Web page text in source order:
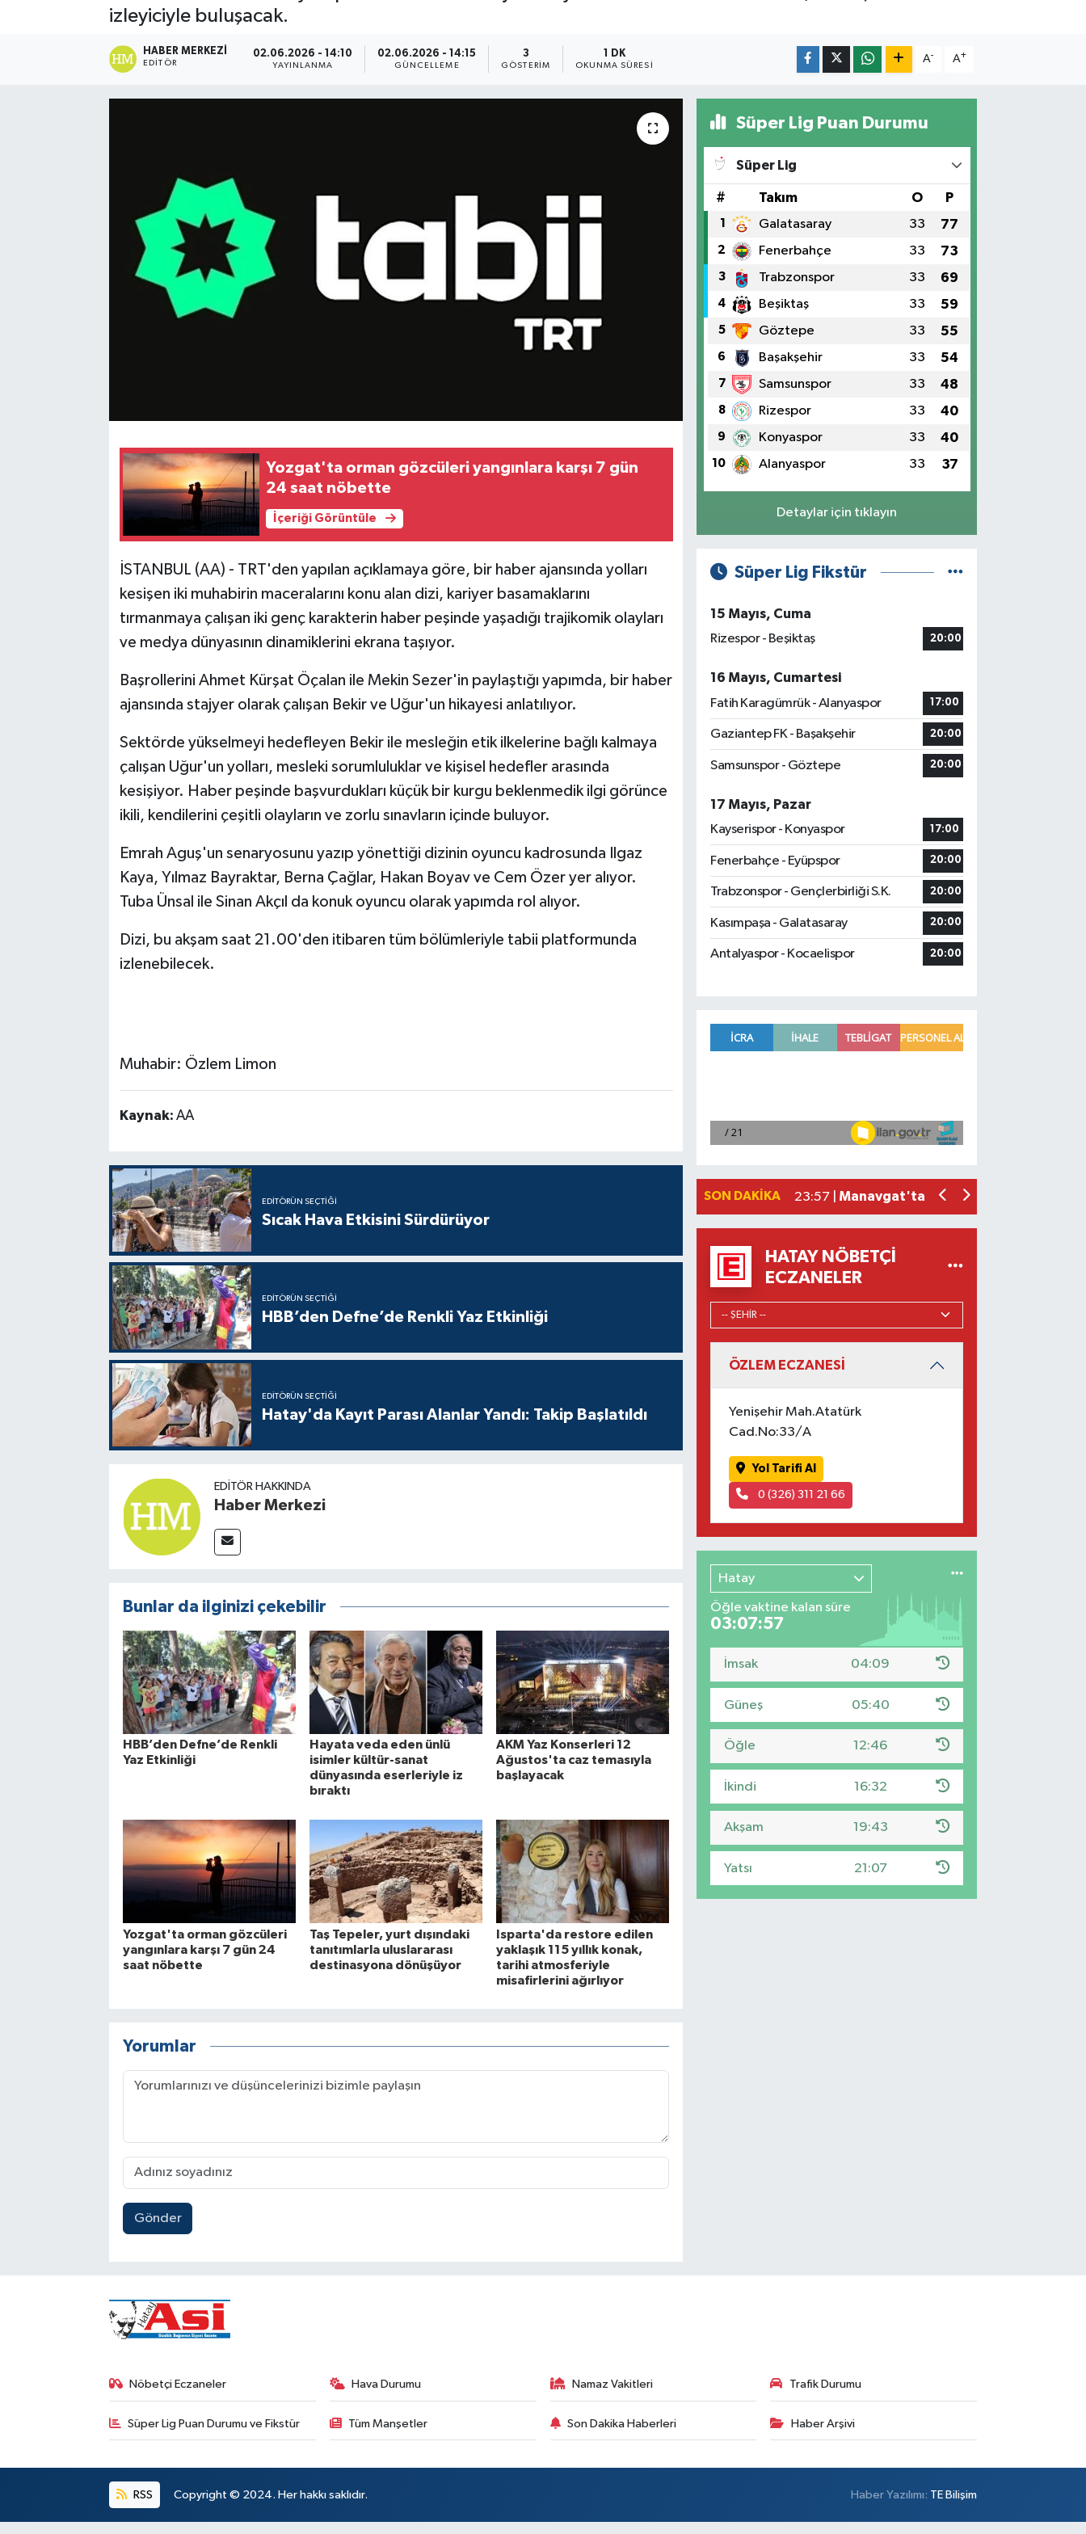
izleyiciyle buluşacak.
HABER MERKEZI
EDITÖR
02.06.2026 - 14:10
YAYINLANMA
02.06.2026 - 14:15
GÜNCELLEME
3
GÖSTERIM
1 DK
OKUNMA SÜRESI
A- A+
Yozgat'ta orman gözcüleri yangınlara karşı 7 gün
24 saat nöbette
İçeriği Görüntüle
İSTANBUL (AA) - TRT'den yapılan açıklamaya göre, bir haber ajansında yolları
kesişen iki muhabirin maceralarını konu alan dizi, kariyer basamaklarını
tırmanmaya çalışan iki genç karakterin haber peşinde yaşadığı trajikomik olayları
ve medya dünyasının dinamiklerini ekrana taşıyor.
Başrollerini Ahmet Kürşat Öçalan ile Mekin Sezer'in paylaştığı yapımda, bir haber
ajansında stajyer olarak çalışan Bekir ve Uğur'un hikayesi anlatılıyor.
Sektörde yükselmeyi hedefleyen Bekir ile mesleğin etik ilkelerine bağlı kalmaya
çalışan Uğur'un yolları, mesleki sorumluluklar ve kişisel hedefler arasında
kesişiyor. Haber peşinde başvurdukları küçük bir kurgu beklenmedik ilgi görünce
ikili, kendilerini çeşitli olayların ve zorlu sınavların içinde buluyor.
Emrah Aguş'un senaryosunu yazıp yönettiği dizinin oyuncu kadrosunda Ilgaz
Kaya, Yılmaz Bayraktar, Berna Çağlar, Hakan Boyav ve Cem Özer yer alıyor.
Tuba Ünsal ile Sinan Akçıl da konuk oyuncu olarak yapımda rol alıyor.
Dizi, bu akşam saat 21.00'den itibaren tüm bölümleriyle tabii platformunda
izlenebilecek.
Muhabir: Özlem Limon
Kaynak: AA
EDITÖRÜN SEÇTIĞI
Sıcak Hava Etkisini Sürdürüyor
EDITÖRÜN SEÇTIĞI
HBB’den Defne’de Renkli Yaz Etkinliği
EDITÖRÜN SEÇTIĞI
Hatay'da Kayıt Parası Alanlar Yandı: Takip Başlatıldı
EDITÖR HAKKINDA
Haber Merkezi
Bunlar da ilginizi çekebilir
HBB’den Defne’de Renkli
Yaz Etkinliği
Hayata veda eden ünlü
isimler kültür-sanat
dünyasında eserleriyle iz
bıraktı
AKM Yaz Konserleri 12
Ağustos'ta caz temasıyla
başlayacak
Yozgat'ta orman gözcüleri
yangınlara karşı 7 gün 24
saat nöbette
Taş Tepeler, yurt dışındaki
tanıtımlarla uluslararası
destinasyona dönüşüyor
Isparta'da restore edilen
yaklaşık 115 yıllık konak,
tarihi atmosferiyle
misafirlerini ağırlıyor
Yorumlar
Gönder
Süper Lig Puan Durumu
Süper Lig
# Takım O P
1 Galatasaray 33 77
2 Fenerbahçe 33 73
3 Trabzonspor 33 69
4 Beşiktaş 33 59
5 Göztepe 33 55
6 Başakşehir 33 54
7 Samsunspor 33 48
8 Rizespor 33 40
9 Konyaspor 33 40
10 Alanyaspor 33 37
Detaylar için tıklayın
Süper Lig Fikstür
15 Mayıs, Cuma
Rizespor - Beşiktaş
20:00
16 Mayıs, Cumartesi
Fatih Karagümrük - Alanyaspor
17:00
Gaziantep FK - Başakşehir 20:00
Samsunspor - Göztepe 20:00
17 Mayıs, Pazar
Kayserispor - Konyaspor
17:00
Fenerbahçe - Eyüpspor 20:00
Trabzonspor - Gençlerbirliği S.K. 20:00
Kasımpaşa - Galatasaray 20:00
Antalyaspor - Kocaelispor 20:00
SON DAKIKA
Cumhurbaşkanı Erdoğan, yarın
23:57 | Manavgat'ta kuyuya düşen çocuk
HATAY NÖBETÇI
ECZANELER
ÖZLEM ECZANESİ
Yenişehir Mah.Atatürk
Cad.No:33/A
Yol Tarifi Al
0 (326) 311 21 66
Hatay
Öğle vaktine kalan süre
03:07:56
İmsak 04:09
Güneş 05:40
Öğle 12:46
İkindi 16:32
Akşam 19:43
Yatsı 21:07
Nöbetçi Eczaneler Hava Durumu Namaz Vakitleri Trafik Durumu
Süper Lig Puan Durumu ve Fikstür Tüm Manşetler Son Dakika Haberleri Haber Arşivi
RSS Copyright © 2024. Her hakkı saklıdır. Haber Yazılımı: TE Bilişim